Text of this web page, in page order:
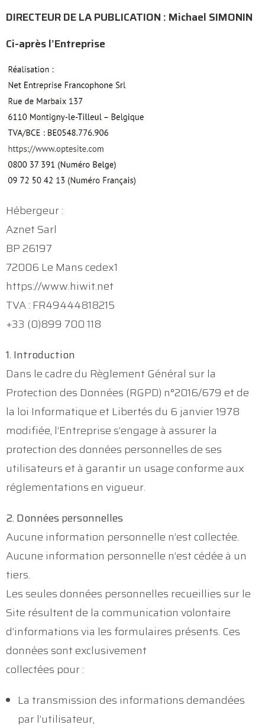
DIRECTEUR DE LA PUBLICATION : Michael SIMONIN
Ci-après l’Entreprise
Hébergeur :
Aznet Sarl
BP 26197
72006 Le Mans cedex1
https://www.hiwit.net
TVA : FR49444818215
+33 (0)899 700 118
1. Introduction
Dans le cadre du Règlement Général sur la
Protection des Données (RGPD) n°2016/679 et de
la loi Informatique et Libertés du 6 janvier 1978
modifiée, l’Entreprise s’engage à assurer la
protection des données personnelles de ses
utilisateurs et à garantir un usage conforme aux
réglementations en vigueur.
2. Données personnelles
Aucune information personnelle n’est collectée.
Aucune information personnelle n’est cédée à un
tiers.
Les seules données personnelles recueillies sur le
Site résultent de la communication volontaire
d’informations via les formulaires présents. Ces
données sont exclusivement
collectées pour :
La transmission des informations demandées
par l’utilisateur,